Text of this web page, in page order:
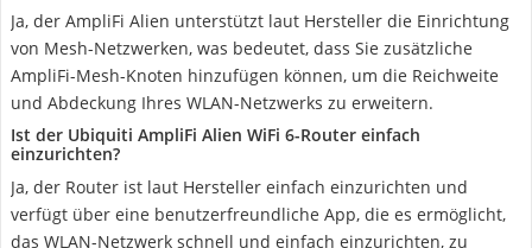
Ja, der AmpliFi Alien unterstützt laut Hersteller die Einrichtung
von Mesh-Netzwerken, was bedeutet, dass Sie zusätzliche
AmpliFi-Mesh-Knoten hinzufügen können, um die Reichweite
und Abdeckung Ihres WLAN-Netzwerks zu erweitern.
Ist der Ubiquiti AmpliFi Alien WiFi 6-Router einfach
einzurichten?
Ja, der Router ist laut Hersteller einfach einzurichten und
verfügt über eine benutzerfreundliche App, die es ermöglicht,
das WLAN-Netzwerk schnell und einfach einzurichten, zu